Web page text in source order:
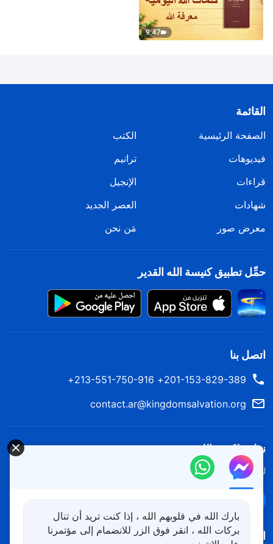
9:47
القائمة
الصفحة الرئيسية
الكتب
فيديوهات
ترانيم
قراءات
الإنجيل
شهادات
العصر الجديد
معرض صور
مَن نحن
حمِّل تطبيق كنيسة الله القدير
اتصل بنا
201-153-829-389+ 213-551-750-916+
contact.ar@kingdomsalvation.org
نزل ملكوت الله.
لقد نزلت المملكة بالفعل إلى الأرض! هل تريد دخوله؟
اتبعنا
بارك الله في قلوبهم الله ، إذا كنت تريد أن تنال
بركات الله ، انقر فوق الزر للانضمام إلى مؤتمرنا